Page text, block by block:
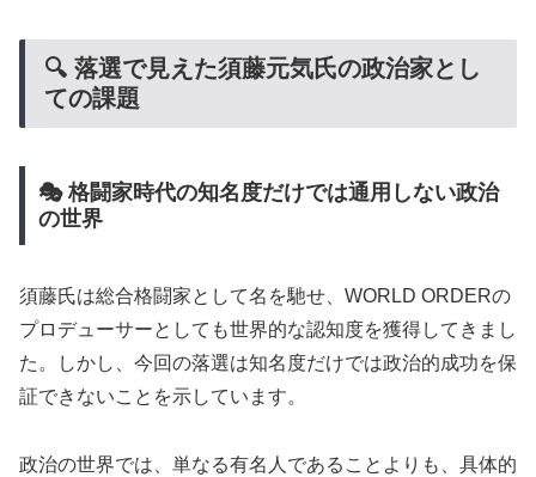
🔍 落選で見えた須藤元気氏の政治家とし
ての課題
🎭 格闘家時代の知名度だけでは通用しない政治
の世界
須藤氏は総合格闘家として名を馳せ、WORLD ORDERの
プロデューサーとしても世界的な認知度を獲得してきまし
た。しかし、今回の落選は知名度だけでは政治的成功を保
証できないことを示しています。
政治の世界では、単なる有名人であることよりも、具体的